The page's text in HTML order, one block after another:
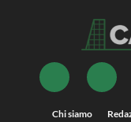
Chi siamo